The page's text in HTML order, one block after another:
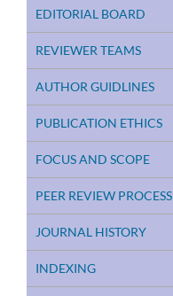
EDITORIAL BOARD
REVIEWER TEAMS
AUTHOR GUIDLINES
PUBLICATION ETHICS
FOCUS AND SCOPE
PEER REVIEW PROCESS
JOURNAL HISTORY
INDEXING